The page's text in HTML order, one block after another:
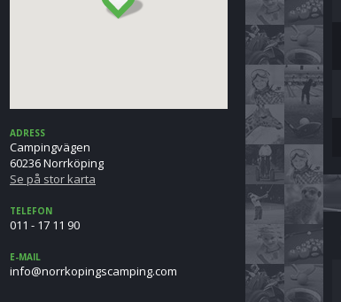
ADRESS
Campingvägen
60236 Norrköping
Se på stor karta
TELEFON
011 - 17 11 90
E-MAIL
moc.gnipmacsgnipokrron@ofni